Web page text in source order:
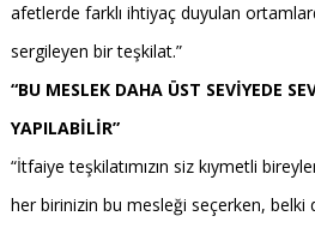
afetlerde farklı ihtiyaç duyulan
sergileyen bir teşkilat.”
“BU MESLEK DAHA ÜST SEVİYEDE
YAPILABİLİR”
“İtfaiye teşkilatımızın siz kıymetli
her birinizin bu mesleği seçerken, belki